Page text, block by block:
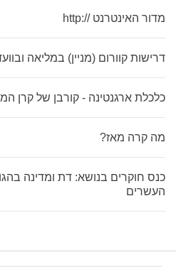
מדור האינטרנט //:http
דרישות קוורום (מניין) במליאה
כלכלת ארגנטינה - קורבן של קרן
מה קרה מאז?
כנס חוקרים בנושא: דת ומדינה
העשרים